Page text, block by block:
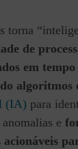
torna
de
em
algoritmos
(IA) para
e
acionáveis